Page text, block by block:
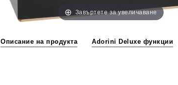
Завъртете за увеличаване
Описание на продукта Adorini Deluxe функции